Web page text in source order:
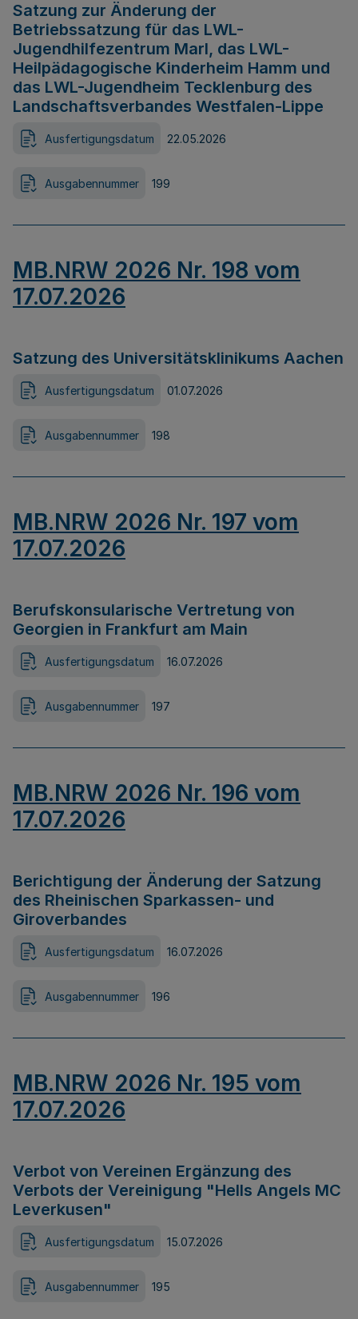
Satzung zur Änderung der
Betriebssatzung für das LWL-
Jugendhilfezentrum Marl, das LWL-
Heilpädagogische Kinderheim Hamm und
das LWL-Jugendheim Tecklenburg des
Landschaftsverbandes Westfalen-Lippe
Ausfertigungsdatum 22.05.2026
Ausgabennummer 199
MB.NRW 2026 Nr. 198 vom
17.07.2026
Satzung des Universitätsklinikums Aachen
Ausfertigungsdatum 01.07.2026
Ausgabennummer 198
MB.NRW 2026 Nr. 197 vom
17.07.2026
Berufskonsularische Vertretung von
Georgien in Frankfurt am Main
Ausfertigungsdatum 16.07.2026
Ausgabennummer 197
MB.NRW 2026 Nr. 196 vom
17.07.2026
Berichtigung der Änderung der Satzung
des Rheinischen Sparkassen- und
Giroverbandes
Ausfertigungsdatum 16.07.2026
Ausgabennummer 196
MB.NRW 2026 Nr. 195 vom
17.07.2026
Verbot von Vereinen Ergänzung des
Verbots der Vereinigung "Hells Angels MC
Leverkusen"
Ausfertigungsdatum 15.07.2026
Ausgabennummer 195